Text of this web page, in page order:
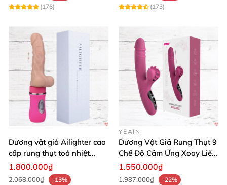
(176)
(173)
Dương vật giả Ailighter cao
cấp rung thụt toả nhiệt
chân thực
1.800.000₫
2.068.000₫
-13%
YEAIN
Dương Vật Giả Rung Thụt 9
Chế Độ Cảm Ứng Xoay Liếm
Toả Nhiệt Cao Cấp
1.550.000₫
1.987.000₫
-22%